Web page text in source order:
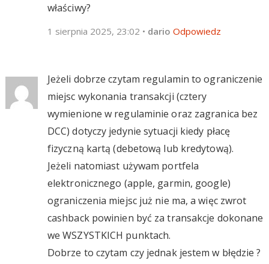
właściwy?
1 sierpnia 2025, 23:02 • dario Odpowiedz
Jeżeli dobrze czytam regulamin to ograniczenie
miejsc wykonania transakcji (cztery
wymienione w regulaminie oraz zagranica bez
DCC) dotyczy jedynie sytuacji kiedy płacę
fizyczną kartą (debetową lub kredytową).
Jeżeli natomiast używam portfela
elektronicznego (apple, garmin, google)
ograniczenia miejsc już nie ma, a więc zwrot
cashback powinien być za transakcje dokonane
we WSZYSTKICH punktach.
Dobrze to czytam czy jednak jestem w błędzie ?